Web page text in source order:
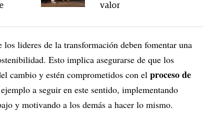
valor
lideres de la transformación deben fomentar una
Esto implica asegurarse de que los
cambio y estén comprometidos con el proceso de
a seguir en este sentido, implementando
y motivando a los demás a hacer lo mismo.